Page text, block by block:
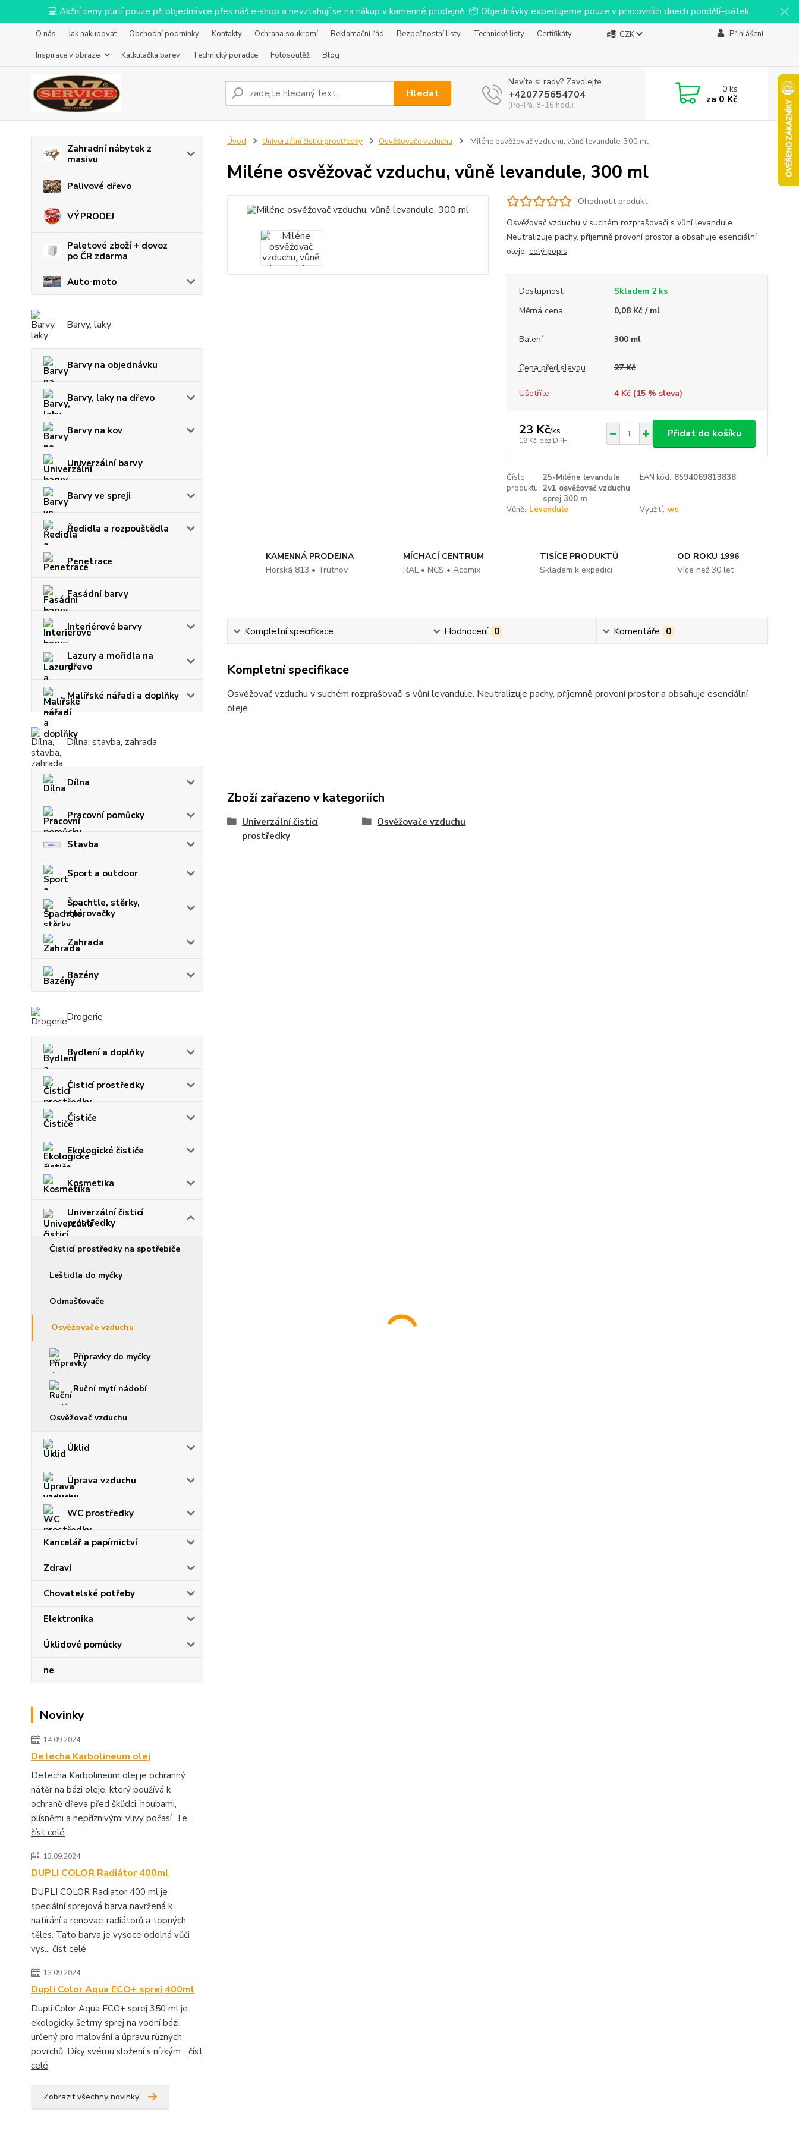
💻 Akční ceny platí pouze při objednávce přes náš e-shop a nevztahují se na nákup v kamenné prodejně. 📦 Objednávky expedujeme pouze v pracovních dnech pondělí–pátek.
O nás Jak nakupovat Obchodní podmínky Kontakty Ochrana soukromí Reklamační řád Bezpečnostní listy Technické listy
Certifikáty
Inspirace v obraze
Kalkulačka barev Technický poradce Fotosoutěž Blog
CZK Přihlášení
Hledat
Nevíte si rady? Zavolejte.
+420775654704
(Po-Pá, 8-16 hod.)
0ks
za 0 Kč
Zahradní nábytek z
masivu
Palivové dřevo
VÝPRODEJ
Paletové zboží + dovoz
po ČR zdarma
Auto-moto
Barvy, laky
Barvy na objednávku
Barvy, laky na dřevo
Barvy na kov
Univerzální barvy
Barvy ve spreji
Ředidla a rozpouštědla
Penetrace
Fasádní barvy
Interiérové barvy
Lazury a mořidla na
dřevo
Malířské nářadí a doplňky
Dílna, stavba, zahrada
Dílna
Pracovní pomůcky
Stavba
Sport a outdoor
Špachtle, stěrky,
spárovačky
Zahrada
Bazény
Drogerie
Bydlení a doplňky
Čisticí prostředky
Čističe
Ekologické čističe
Kosmetika
Univerzální čisticí
prostředky
Čisticí prostředky na spotřebiče
Leštidla do myčky
Odmašťovače
Osvěžovače vzduchu
Přípravky do myčky
Ruční mytí nádobí
Osvěžovač vzduchu
Úklid
Úprava vzduchu
WC prostředky
Kancelář a papírnictví
Zdraví
Chovatelské potřeby
Elektronika
Úklidové pomůcky
ne
Novinky
14.09.2024
Detecha Karbolineum olej
Detecha Karbolineum olej je ochranný
nátěr na bázi oleje, který používá k
ochraně dřeva před škůdci, houbami,
plísněmi a nepříznivými vlivy počasí. Te...
číst celé
13.09.2024
DUPLI COLOR Radiátor 400ml
DUPLI COLOR Radiator 400 ml je
speciální sprejová barva navržená k
natírání a renovaci radiátorů a topných
těles. Tato barva je vysoce odolná vůči
vys... číst celé
13.09.2024
Dupli Color Aqua ECO+ sprej 400ml
Dupli Color Aqua ECO+ sprej 350 ml je
ekologicky šetrný sprej na vodní bázi,
určený pro malování a úpravu různých
povrchů. Díky svému složení s nízkým... číst
celé
Zobrazit všechny novinky
Úvod Univerzální čisticí prostředky Osvěžovače vzduchu Miléne osvěžovač vzduchu, vůně levandule, 300 ml
Miléne osvěžovač vzduchu, vůně levandule, 300 ml
Ohodnotit produkt
Osvěžovač vzduchu v suchém rozprašovači s vůní levandule.
Neutralizuje pachy, příjemně provoní prostor a obsahuje esenciální
oleje. celý popis
Dostupnost
Skladem 2 ks
Měrná cena
0,08 Kč / ml
Balení 300 ml
Cena před slevou 27 Kč
Ušetříte 4 Kč (15% sleva)
23 Kč/ks
19 Kč bez DPH
Přidat do košíku
Číslo
produktu:
25-Miléne levandule
2v1 osvěžovač vzduchu
sprej 300 m
EAN kód: 8594069813838
Vůně: Levandule Využití: wc
KAMENNÁ PRODEJNA
Horská 813 • Trutnov
MÍCHACÍ CENTRUM
RAL • NCS • Acomix
TISÍCE PRODUKTŮ
Skladem k expedici
OD ROKU 1996
Více než 30 let
Kompletní specifikace Hodnocení 0 Komentáře 0
Kompletní specifikace
Osvěžovač vzduchu v suchém rozprašovači s vůní levandule. Neutralizuje pachy, příjemně provoní prostor a obsahuje esenciální
oleje.
Zboží zařazeno v kategoriích
Univerzální čisticí
prostředky
Osvěžovače vzduchu